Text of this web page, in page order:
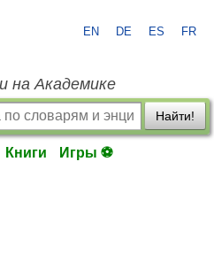
EN DE ES FR
на Академике
Найти!
Книги Игры ⚽